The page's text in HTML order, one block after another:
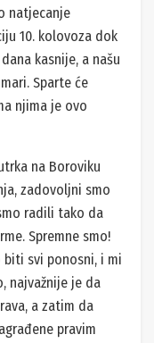
natjecanje
10. kolovoza dok
kasnije, a našu
Sparte će
njima je ovo
na Boroviku
zadovoljni smo
radili tako da
Spremne smo!
svi ponosni, i mi
najvažnije je da
a zatim da
pravim